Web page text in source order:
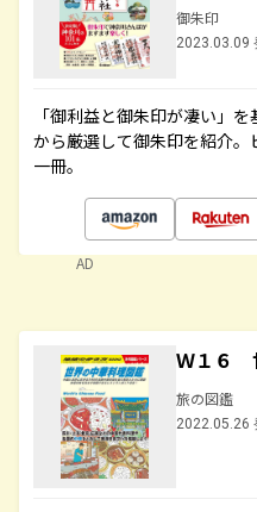
御朱印
2023.03.09
「御利益と御朱印が凄い」
から厳選して御朱印を紹介
一冊。
AD
Ｗ１６
旅の図鑑
2022.05.26